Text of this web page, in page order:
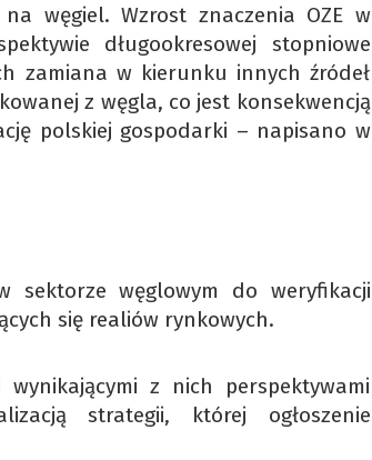
węgiel. Wzrost znaczenia OZE w
długookresowej stopniowe
zamiana w kierunku innych źródeł
z węgla, co jest konsekwencją
polskiej gospodarki – napisano w
sektorze węglowym do weryfikacji
się realiów rynkowych.
z nich perspektywami
strategii, której ogłoszenie